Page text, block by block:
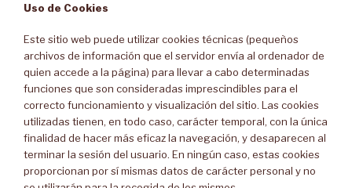
Uso de Cookies
Este sitio web puede utilizar cookies técnicas (pequeños
archivos de información que el servidor envía al ordenador de
quien accede a la página) para llevar a cabo determinadas
funciones que son consideradas imprescindibles para el
correcto funcionamiento y visualización del sitio. Las cookies
utilizadas tienen, en todo caso, carácter temporal, con la única
finalidad de hacer más eficaz la navegación, y desaparecen al
terminar la sesión del usuario. En ningún caso, estas cookies
proporcionan por sí mismas datos de carácter personal y no